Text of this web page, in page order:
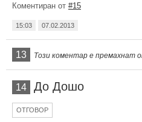
Коментиран от #15
15:03 07.02.2013
13 Този коментар е премахнат
14 До Дошо
ОТГОВОР